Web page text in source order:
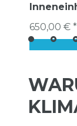
650,00 € *